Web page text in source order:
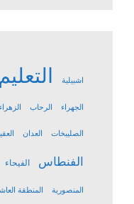
اشبيلية
الجهراء الرحاب الزهراء
الصليبخات العدان
الفنطاس الفيحاء
المنصورية المنطقة